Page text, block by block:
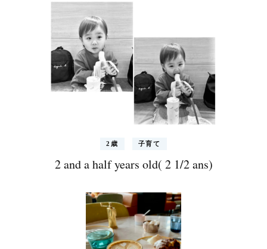
2歳 子育て
2 and a half years old( 2 1/2 ans)